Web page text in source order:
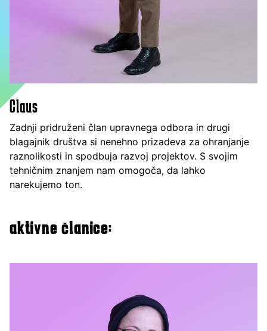
Claus
Zadnji pridruženi član upravnega odbora in drugi
blagajnik društva si nenehno prizadeva za ohranjanje
raznolikosti in spodbuja razvoj projektov. S svojim
tehničnim znanjem nam omogoča, da lahko
narekujemo ton.
aktivne članice: